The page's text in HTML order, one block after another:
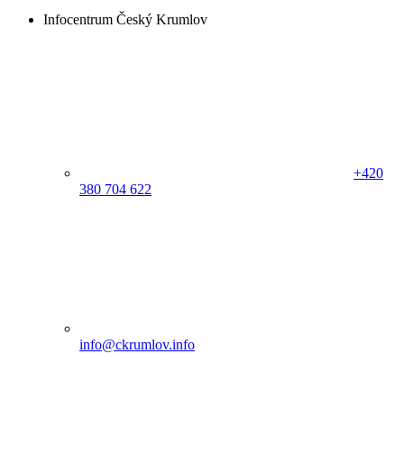
Infocentrum Český Krumlov
+420
380 704 622
info@ckrumlov.info